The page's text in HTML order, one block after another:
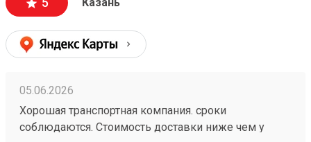
05.06.2026
Хорошая транспортная компания. сроки
соблюдаются. Стоимость доставки ниже чем у